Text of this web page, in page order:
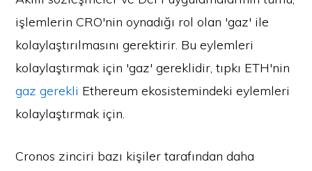
işlemlerin CRO'nin oynadığı rol olan 'gaz' ile
kolaylaştırılmasını gerektirir. Bu eylemleri
kolaylaştırmak için 'gaz' gereklidir, tıpkı ETH'nin
gaz gerekli Ethereum ekosistemindeki eylemleri
kolaylaştırmak için.
Cronos zinciri bazı kişiler tarafından daha